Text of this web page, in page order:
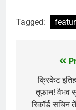
Tagged:
क्रिकेट
तूफान! वैभव
रिकॉर्ड